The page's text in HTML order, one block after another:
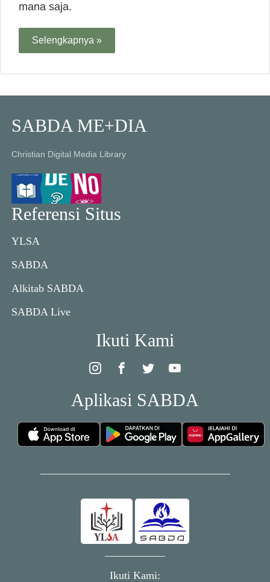
mana saja.
Selengkapnya »
SABDA ME+DIA
Christian Digital Media Library
Referensi Situs
YLSA
SABDA
Alkitab SABDA
SABDA Live
Ikuti Kami
Aplikasi SABDA
Ikuti Kami: